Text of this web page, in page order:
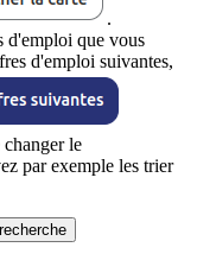
.
d'emploi que vous
d'emploi suivantes,
le
par exemple les trier